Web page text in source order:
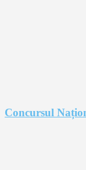
Concursul